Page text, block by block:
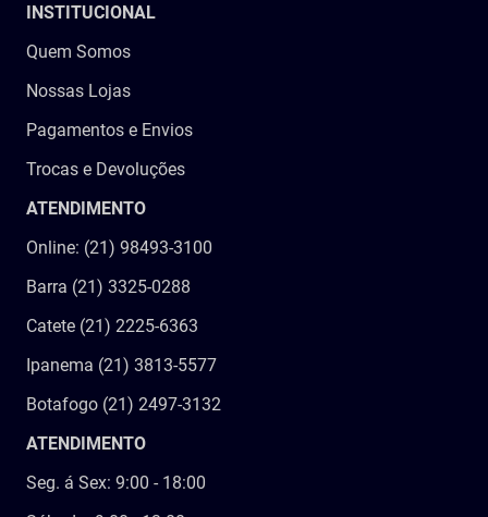
INSTITUCIONAL
Quem Somos
Nossas Lojas
Pagamentos e Envios
Trocas e Devoluções
ATENDIMENTO
Online: (21) 98493-3100
Barra (21) 3325-0288
Catete (21) 2225-6363
Ipanema (21) 3813-5577
Botafogo (21) 2497-3132
ATENDIMENTO
Seg. á Sex: 9:00 - 18:00